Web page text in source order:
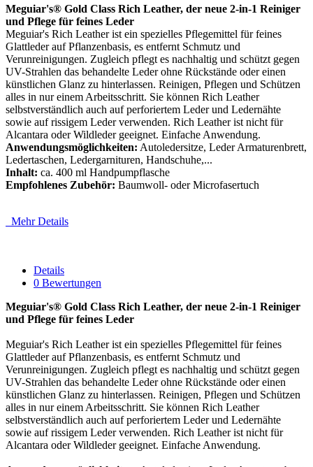
Meguiar's® Gold Class Rich Leather, der neue 2-in-1 Reiniger
und Pflege für feines Leder
Meguiar's Rich Leather ist ein spezielles Pflegemittel für feines
Glattleder auf Pflanzenbasis, es entfernt Schmutz und
Verunreinigungen. Zugleich pflegt es nachhaltig und schützt gegen
UV-Strahlen das behandelte Leder ohne Rückstände oder einen
künstlichen Glanz zu hinterlassen. Reinigen, Pflegen und Schützen
alles in nur einem Arbeitsschritt. Sie können Rich Leather
selbstverständlich auch auf perforiertem Leder und Ledernähte
sowie auf rissigem Leder verwenden. Rich Leather ist nicht für
Alcantara oder Wildleder geeignet. Einfache Anwendung.
Anwendungsmöglichkeiten: Autoledersitze, Leder Armaturenbrett,
Ledertaschen, Ledergarnituren, Handschuhe,...
Inhalt: ca. 400 ml Handpumpflasche
Empfohlenes Zubehör: Baumwoll- oder Microfasertuch
Mehr Details
Details
0 Bewertungen
Meguiar's® Gold Class Rich Leather, der neue 2-in-1 Reiniger
und Pflege für feines Leder
Meguiar's Rich Leather ist ein spezielles Pflegemittel für feines
Glattleder auf Pflanzenbasis, es entfernt Schmutz und
Verunreinigungen. Zugleich pflegt es nachhaltig und schützt gegen
UV-Strahlen das behandelte Leder ohne Rückstände oder einen
künstlichen Glanz zu hinterlassen. Reinigen, Pflegen und Schützen
alles in nur einem Arbeitsschritt. Sie können Rich Leather
selbstverständlich auch auf perforiertem Leder und Ledernähte
sowie auf rissigem Leder verwenden. Rich Leather ist nicht für
Alcantara oder Wildleder geeignet. Einfache Anwendung.